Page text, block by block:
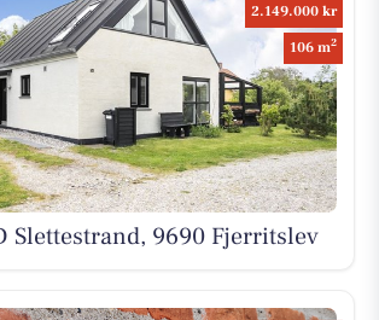
2.149.000 kr
106 m2
Slettestrand, 9690 Fjerritslev